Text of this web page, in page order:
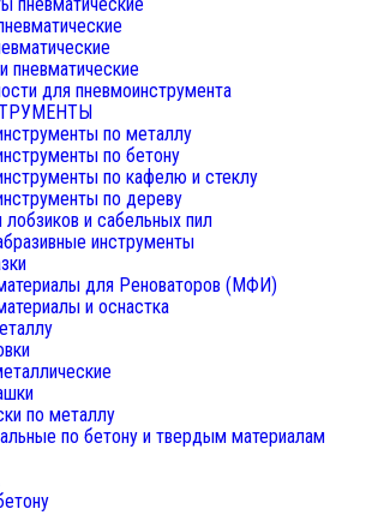
пневматические
для пневмоинструмента
по металлу
по бетону
по кафелю и стеклу
по дереву
и сабельных пил
инструменты
для Реноваторов (МФИ)
и оснастка
по металлу
по бетону и твердым материалам